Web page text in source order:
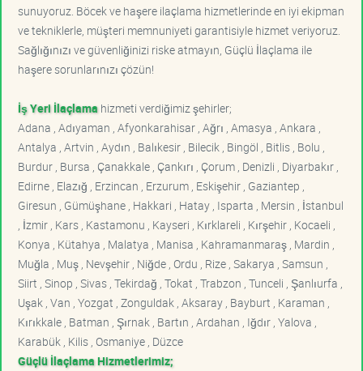
sunuyoruz. Böcek ve haşere ilaçlama hizmetlerinde en iyi ekipman
ve tekniklerle, müşteri memnuniyeti garantisiyle hizmet veriyoruz.
Sağlığınızı ve güvenliğinizi riske atmayın, Güçlü İlaçlama ile
haşere sorunlarınızı çözün!
İş Yeri İlaçlama hizmeti verdiğimiz şehirler;
Adana , Adıyaman , Afyonkarahisar , Ağrı , Amasya , Ankara ,
Antalya , Artvin , Aydın , Balıkesir , Bilecik , Bingöl , Bitlis , Bolu ,
Burdur , Bursa , Çanakkale , Çankırı , Çorum , Denizli , Diyarbakır ,
Edirne , Elazığ , Erzincan , Erzurum , Eskişehir , Gaziantep ,
Giresun , Gümüşhane , Hakkari , Hatay , Isparta , Mersin , İstanbul
, İzmir , Kars , Kastamonu , Kayseri , Kırklareli , Kırşehir , Kocaeli ,
Konya , Kütahya , Malatya , Manisa , Kahramanmaraş , Mardin ,
Muğla , Muş , Nevşehir , Niğde , Ordu , Rize , Sakarya , Samsun ,
Siirt , Sinop , Sivas , Tekirdağ , Tokat , Trabzon , Tunceli , Şanlıurfa ,
Uşak , Van , Yozgat , Zonguldak , Aksaray , Bayburt , Karaman ,
Kırıkkale , Batman , Şırnak , Bartın , Ardahan , Iğdır , Yalova ,
Karabük , Kilis , Osmaniye , Düzce
Güçlü İlaçlama Hizmetlerimiz;